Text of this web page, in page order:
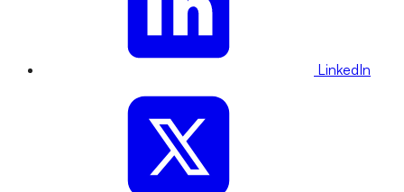
LinkedIn